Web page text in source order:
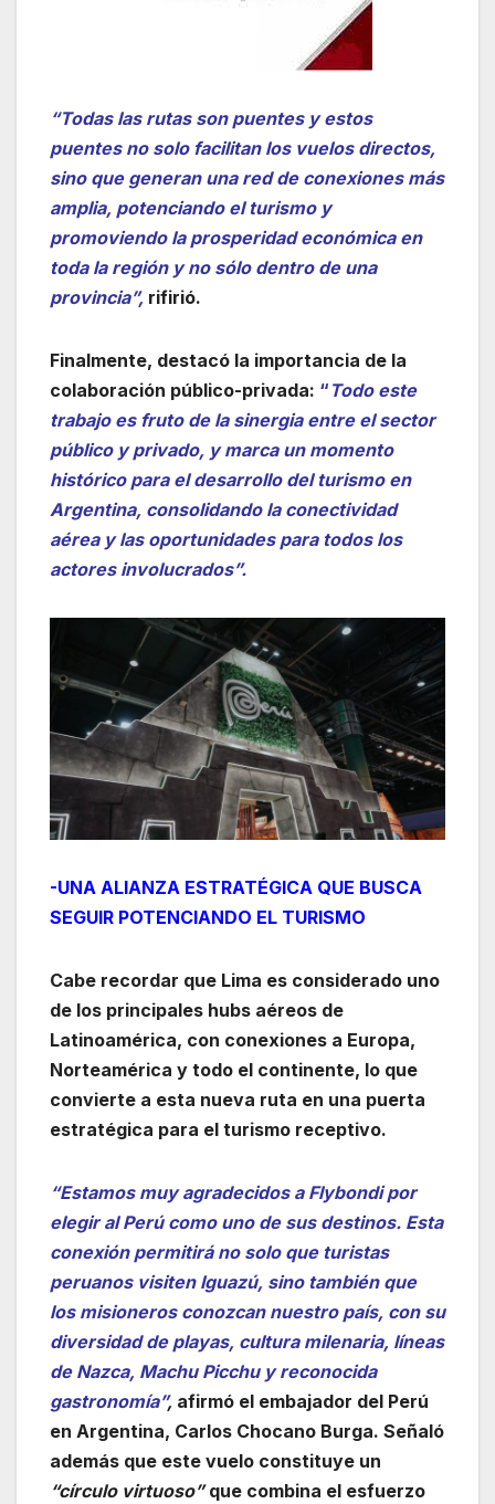
“Todas las rutas son puentes y estos
puentes no solo facilitan los vuelos directos,
sino que generan una red de conexiones más
amplia, potenciando el turismo y
promoviendo la prosperidad económica en
toda la región y no sólo dentro de una
provincia”, rifirió.
Finalmente, destacó la importancia de la
colaboración público-privada: “ Todo este
trabajo es fruto de la sinergia entre el sector
público y privado, y marca un momento
histórico para el desarrollo del turismo en
Argentina, consolidando la conectividad
aérea y las oportunidades para todos los
actores involucrados”.
-UNA ALIANZA ESTRATÉGICA QUE BUSCA
SEGUIR POTENCIANDO EL TURISMO
Cabe recordar que Lima es considerado uno
de los principales hubs aéreos de
Latinoamérica, con conexiones a Europa,
Norteamérica y todo el continente, lo que
convierte a esta nueva ruta en una puerta
estratégica para el turismo receptivo.
“Estamos muy agradecidos a Flybondi por
elegir al Perú como uno de sus destinos. Esta
conexión permitirá no solo que turistas
peruanos visiten Iguazú, sino también que
los misioneros conozcan nuestro país, con su
diversidad de playas, cultura milenaria, líneas
de Nazca, Machu Picchu y reconocida
gastronomía”, afirmó el embajador del Perú
en Argentina, Carlos Chocano Burga. Señaló
además que este vuelo constituye un
“círculo virtuoso”que combina el esfuerzo